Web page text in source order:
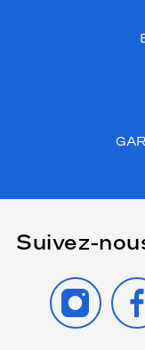
Suivez-